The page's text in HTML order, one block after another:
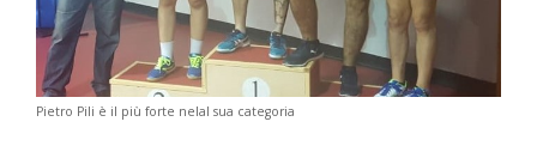
Pietro Pili è il più forte nelal sua categoria